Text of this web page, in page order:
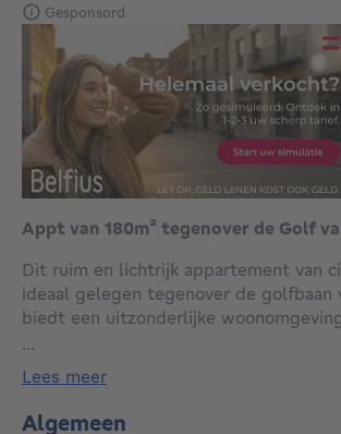
Gesponsord
Appt van 180m² tegenover de Golf
Dit ruim en lichtrijk appartement van
ideaal gelegen tegenover de golfbaan
biedt een uitzonderlijke
van meer dan 70 m² met een uniek
de golfbaan, een aparte uitgeruste
slaapgedeelte omvat vier slaapkamers
...
lees meer
Algemeen